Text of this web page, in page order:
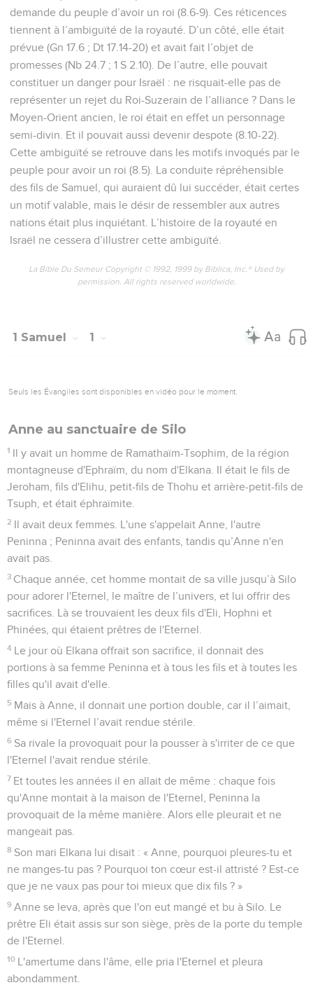
demande du peuple d’avoir un roi (8.6-9). Ces réticences
tiennent à l’ambiguïté de la royauté. D’un côté, elle était
prévue (Gn 17.6 ; Dt 17.14-20) et avait fait l’objet de
promesses (Nb 24.7 ; 1 S 2.10). De l’autre, elle pouvait
constituer un danger pour Israël : ne risquait-elle pas de
représenter un rejet du Roi-Suzerain de l’alliance ? Dans le
Moyen-Orient ancien, le roi était en effet un personnage
semi-divin. Et il pouvait aussi devenir despote (8.10-22).
Cette ambiguïté se retrouve dans les motifs invoqués par le
peuple pour avoir un roi (8.5). La conduite répréhensible
des fils de Samuel, qui auraient dû lui succéder, était certes
un motif valable, mais le désir de ressembler aux autres
nations était plus inquiétant. L’histoire de la royauté en
Israël ne cessera d’illustrer cette ambiguïté.
La Bible Du Semeur Copyright © 1992, 1999 by Biblica, Inc.® Used by
permission. All rights reserved worldwide.
1 Samuel 1
Seuls les Évangiles sont disponibles en vidéo pour le moment.
Anne au sanctuaire de Silo
1 Il y avait un homme de Ramathaïm-Tsophim, de la région
montagneuse d'Ephraïm, du nom d'Elkana. Il était le fils de
Jeroham, fils d'Elihu, petit-fils de Thohu et arrière-petit-fils de
Tsuph, et était éphraïmite.
2 Il avait deux femmes. L'une s'appelait Anne, l'autre
Peninna ; Peninna avait des enfants, tandis qu’Anne n'en
avait pas.
3 Chaque année, cet homme montait de sa ville jusqu’à Silo
pour adorer l'Eternel, le maître de l’univers, et lui offrir des
sacrifices. Là se trouvaient les deux fils d'Eli, Hophni et
Phinées, qui étaient prêtres de l'Eternel.
4 Le jour où Elkana offrait son sacrifice, il donnait des
portions à sa femme Peninna et à tous les fils et à toutes les
filles qu'il avait d'elle.
5 Mais à Anne, il donnait une portion double, car il l’aimait,
même si l'Eternel l’avait rendue stérile.
6 Sa rivale la provoquait pour la pousser à s'irriter de ce que
l'Eternel l'avait rendue stérile.
7 Et toutes les années il en allait de même : chaque fois
qu'Anne montait à la maison de l'Eternel, Peninna la
provoquait de la même manière. Alors elle pleurait et ne
mangeait pas.
8 Son mari Elkana lui disait : « Anne, pourquoi pleures-tu et
ne manges-tu pas ? Pourquoi ton cœur est-il attristé ? Est-ce
que je ne vaux pas pour toi mieux que dix fils ? »
9 Anne se leva, après que l'on eut mangé et bu à Silo. Le
prêtre Eli était assis sur son siège, près de la porte du temple
de l'Eternel.
10 L'amertume dans l'âme, elle pria l'Eternel et pleura
abondamment.